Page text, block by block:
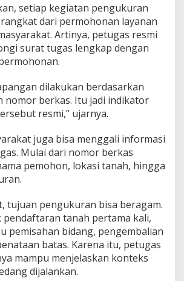
setiap kegiatan pengukuran
dari permohonan layanan
Artinya, petugas resmi
surat tugas lengkap dengan
dilakukan berdasarkan
nomor berkas. Itu jadi indikator
resmi,” ujarnya.
juga bisa menggali informasi
Mulai dari nomor berkas
pemohon, lokasi tanah, hingga
tujuan pengukuran bisa beragam.
tanah pertama kali,
pemisahan bidang, pengembalian
batas. Karena itu, petugas
mampu menjelaskan konteks
dijalankan.